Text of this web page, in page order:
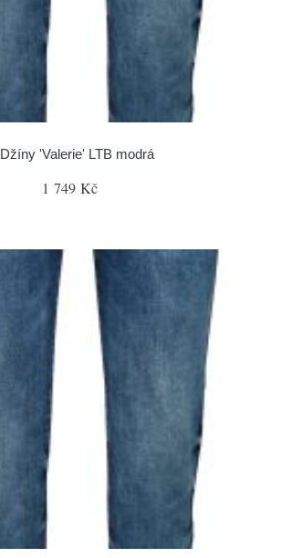
Džíny 'Valerie' LTB modrá
1 749 Kč